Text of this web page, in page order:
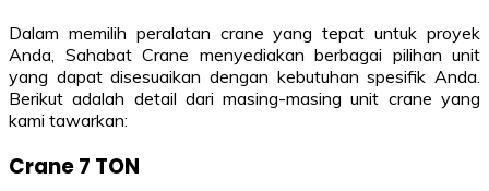
Dalam memilih peralatan crane yang tepat untuk proyek
Anda, Sahabat Crane menyediakan berbagai pilihan unit
yang dapat disesuaikan dengan kebutuhan spesifik Anda.
Berikut adalah detail dari masing-masing unit crane yang
kami tawarkan:
Crane 7 TON